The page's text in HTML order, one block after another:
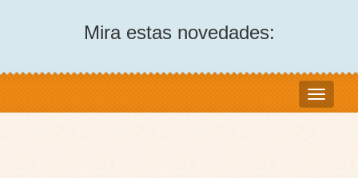
Mira estas novedades: